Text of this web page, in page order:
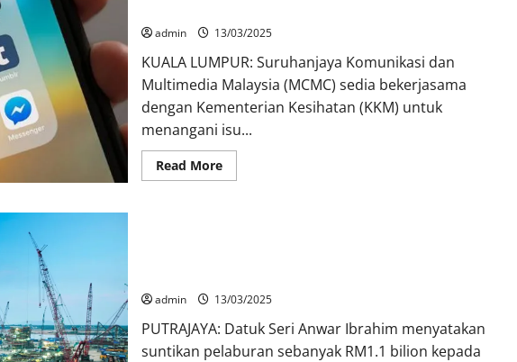
admin 13/03/2025
KUALA LUMPUR: Suruhanjaya Komunikasi dan
Multimedia Malaysia (MCMC) sedia bekerjasama
dengan Kementerian Kesihatan (KKM) untuk
menangani isu...
Read More
admin 13/03/2025
PUTRAJAYA: Datuk Seri Anwar Ibrahim menyatakan
suntikan pelaburan sebanyak RM1.1 bilion kepada